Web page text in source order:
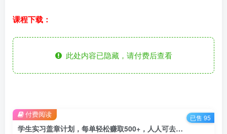
课程下载：
此处内容已隐藏，请付费后查看
学生实习盖章计划，每单轻松赚取500+，人人可去操作
付费阅读 已售 95